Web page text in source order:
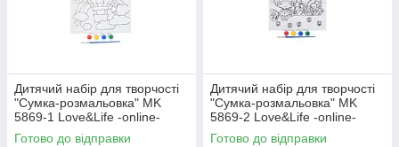
Дитячий набір для творчості
"Сумка-розмальовка" MK
5869-1 Love&Life -online-
multimarket-
Готово до відправки
Дитячий набір для творчості
"Сумка-розмальовка" MK
5869-2 Love&Life -online-
multimarket-
Готово до відправки